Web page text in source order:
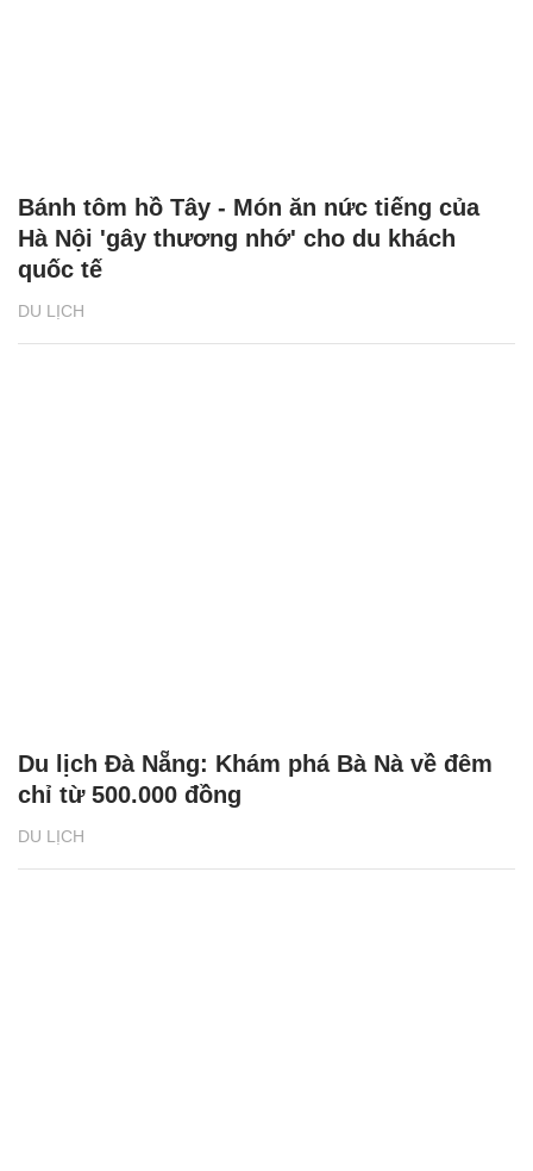
DU LỊCH
Bánh tôm hồ Tây - Món ăn nức tiếng của
Hà Nội 'gây thương nhớ' cho du khách
quốc tế
DU LỊCH
Du lịch Đà Nẵng: Khám phá Bà Nà về đêm
chỉ từ 500.000 đồng